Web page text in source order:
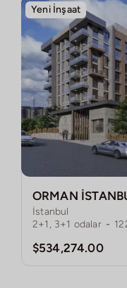
Yeni İnşaat
ORMAN
İstanbul
2+1, 3+1 odalar -
$534,274.00